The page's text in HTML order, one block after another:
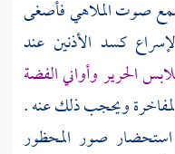
سمع صوت الملاهي فأصغى
كسد الأذنين عند
الحرير وأواني الفضة
ويحجب ذلك عنه .
استحضار صور المحظور